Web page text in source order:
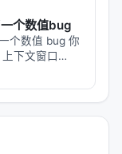
章节，并与同
索引。读者可
个数值bug
个数值 bug 你
下文窗口
常。你以为一
in-a…